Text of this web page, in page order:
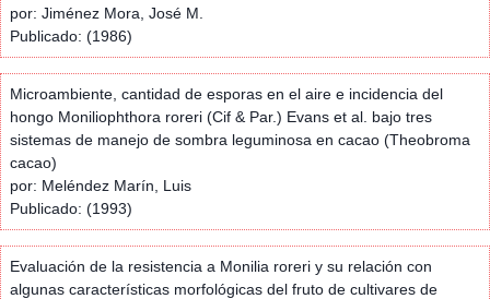
por: Jiménez Mora, José M.
Publicado: (1986)
Microambiente, cantidad de esporas en el aire e incidencia del
hongo Moniliophthora roreri (Cif & Par.) Evans et al. bajo tres
sistemas de manejo de sombra leguminosa en cacao (Theobroma
cacao)
por: Meléndez Marín, Luis
Publicado: (1993)
Evaluación de la resistencia a Monilia roreri y su relación con
algunas características morfológicas del fruto de cultivares de